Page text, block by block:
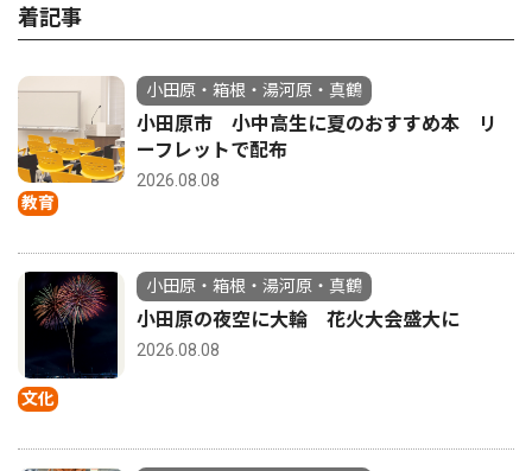
着記事
教育
小田原・箱根・湯河原・真鶴
小田原市 小中高生に夏のおすすめ本 リ
ーフレットで配布
2026.08.08
文化
小田原・箱根・湯河原・真鶴
小田原の夜空に大輪 花火大会盛大に
2026.08.08